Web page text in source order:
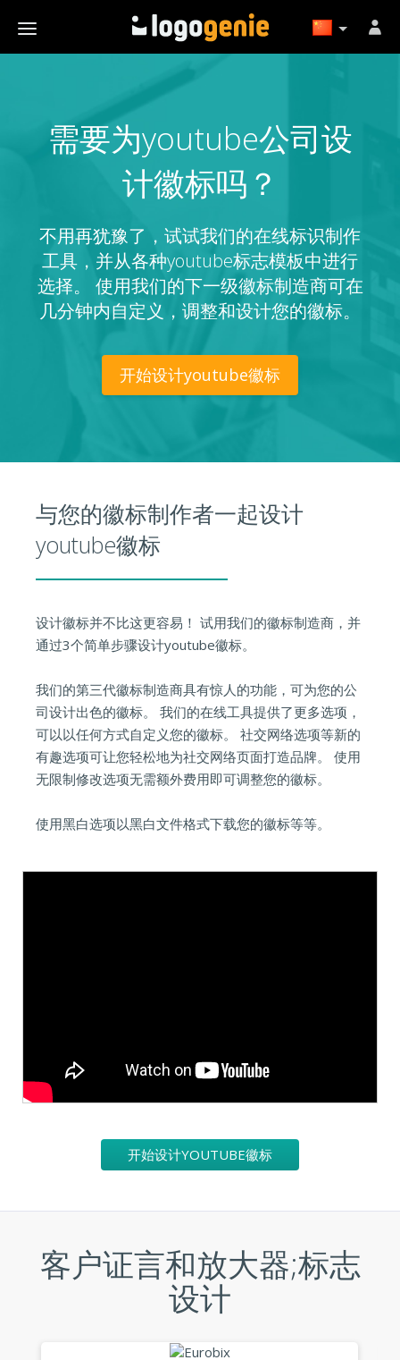
需要为youtube公司设
计徽标吗？
不用再犹豫了，试试我们的在线标识制作
工具，并从各种youtube标志模板中进行
选择。 使用我们的下一级徽标制造商可在
几分钟内自定义，调整和设计您的徽标。
开始设计youtube徽标
与您的徽标制作者一起设计
youtube徽标
设计徽标并不比这更容易！ 试用我们的徽标制造商，并
通过3个简单步骤设计youtube徽标。
我们的第三代徽标制造商具有惊人的功能，可为您的公
司设计出色的徽标。 我们的在线工具提供了更多选项，
可以以任何方式自定义您的徽标。 社交网络选项等新的
有趣选项可让您轻松地为社交网络页面打造品牌。 使用
无限制修改选项无需额外费用即可调整您的徽标。
使用黑白选项以黑白文件格式下载您的徽标等等。
开始设计YOUTUBE徽标
客户证言和放大器;标志
设计